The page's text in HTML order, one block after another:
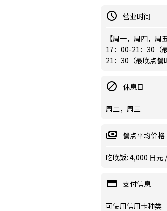
营业时间
【周一，周四，
17：00-21：30（
21：30（最晚点餐
休息日
周二，周三
餐点平均价格
吃晚饭: 4,000 日元
支付信息
可使用信用卡种类